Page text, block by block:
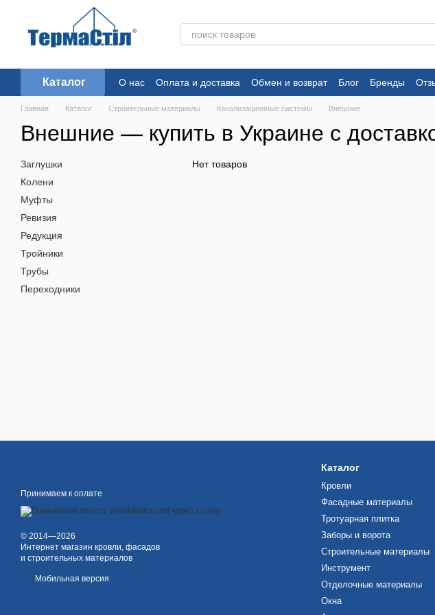
Перейти к основному контенту
Каталог О нас Оплата и доставка Обмен и возврат Блог Бренды
Главная Каталог Строительные материалы Канализационные системы Внешние
Внешние — купить в Украине с
Нет товаров
Заглушки
Колени
Муфты
Ревизия
Редукция
Тройники
Трубы
Переходники
Принимаем к оплате
© 2014—2026
Интернет магазин кровли, фасадов
и строительных материалов
Мобильная версия
Каталог
Кровли
Фасадные материалы
Тротуарная плитка
Заборы и ворота
Строительные материалы
Инструмент
Отделочные материалы
Окна